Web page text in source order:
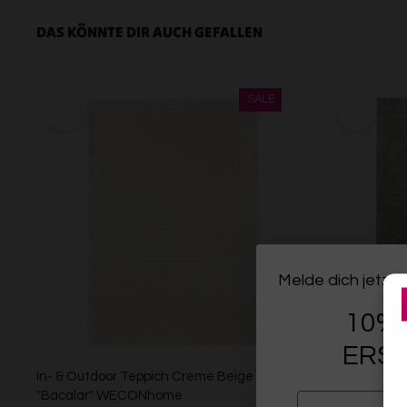
DAS KÖNNTE DIR AUCH GEFALLEN
In- & Outdoor Teppich Creme Beige
"Bacalar" WECONhome
Melde dich jetzt
10%
EMAIL